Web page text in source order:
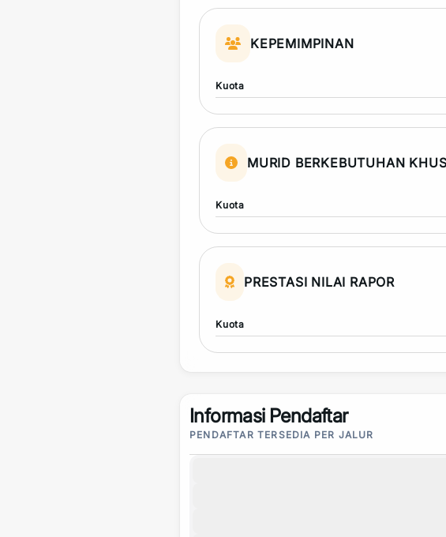
KEPEMIMPINAN
Kuota
MURID BERKEBUTUHAN
Kuota
PRESTASI NILAI RAPOR
Kuota
Informasi Pendaftar
PENDAFTAR TERSEDIA PER JALUR